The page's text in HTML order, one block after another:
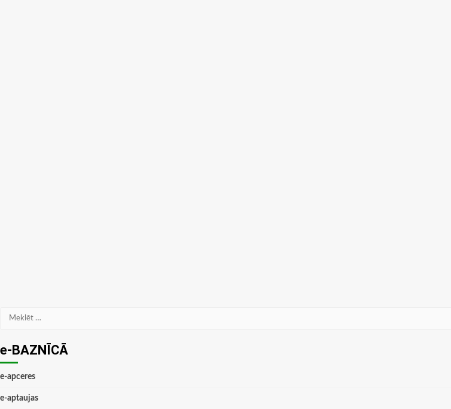
Meklēt:
e-BAZNĪCĀ
e-apceres
e-aptaujas